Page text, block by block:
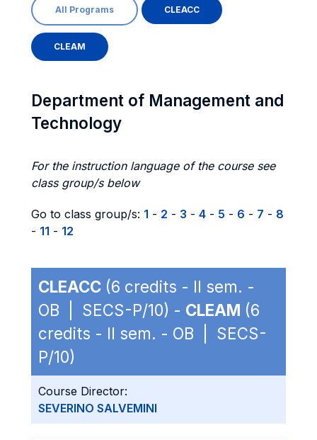
All Programs CLEACC
CLEAM
Department of Management and
Technology
For the instruction language of the course see
class group/s below
Go to class group/s: 1 - 2 - 3 - 4 - 5 - 6 - 7 - 8
- 11 - 12
CLEACC (6 credits - II sem. -
OB | SECS-P/10) - CLEAM (6
credits - II sem. - OB | SECS-
P/10)
Course Director:
SEVERINO SALVEMINI